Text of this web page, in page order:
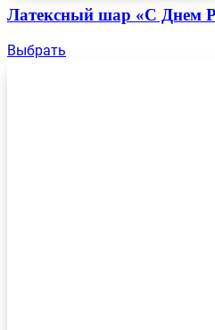
Латексный шар «С Днем
Выбрать